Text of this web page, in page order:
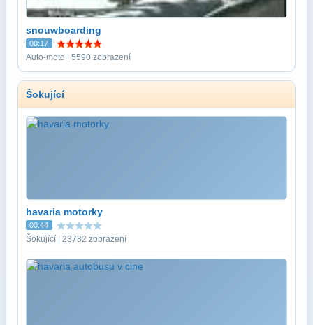
snouwboarding
00:17
Auto-moto | 5590 zobrazení
Šokující
havaria motorky
00:44
Šokující | 23782 zobrazení